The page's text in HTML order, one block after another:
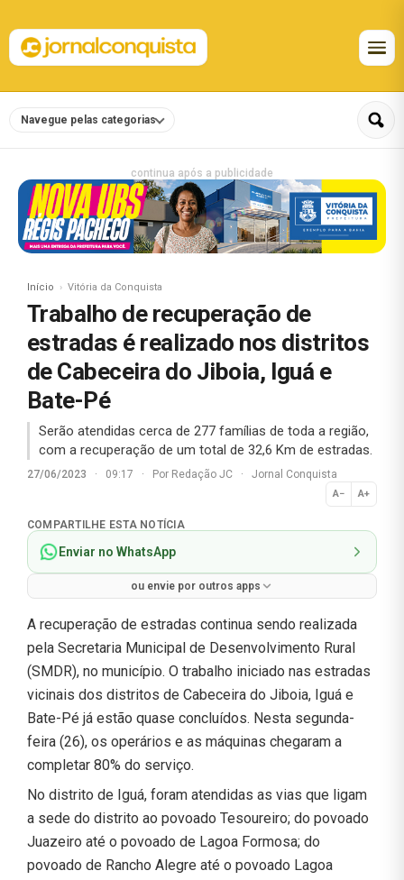
Navegue pelas categorias
continua após a publicidade
Início Vitória da Conquista
Trabalho de recuperação de
estradas é realizado nos distritos
de Cabeceira do Jiboia, Iguá e
Bate-Pé
Serão atendidas cerca de 277 famílias de toda a região,
com a recuperação de um total de 32,6 Km de estradas.
27/06/2023 · 09:17 · Por Redação JC · Jornal Conquista
A− A+
Normal
COMPARTILHE ESTA NOTÍCIA
Enviar no WhatsApp
ou envie por outros apps
A recuperação de estradas continua sendo realizada
pela Secretaria Municipal de Desenvolvimento Rural
(SMDR), no município. O trabalho iniciado nas estradas
vicinais dos distritos de Cabeceira do Jiboia, Iguá e
Bate-Pé já estão quase concluídos. Nesta segunda-
feira (26), os operários e as máquinas chegaram a
completar 80% do serviço.
No distrito de Iguá, foram atendidas as vias que ligam
a sede do distrito ao povoado Tesoureiro; do povoado
Juazeiro até o povoado de Lagoa Formosa; do
povoado de Rancho Alegre até o povoado Lagoa